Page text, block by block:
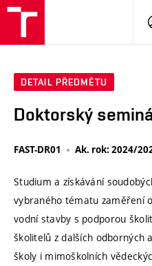
DETAIL PŘEDMĚTU
Doktorský
FAST-DR01 Ak. rok: 2024/
Studium a získávání
vybraného tématu zaměření
vodní stavby s podporou
školitelů z dalších odborných
školy i mimoškolních